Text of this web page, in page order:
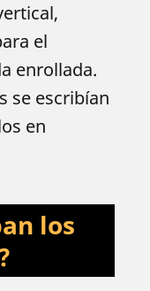
el
enrollada.
se escribían
en
los